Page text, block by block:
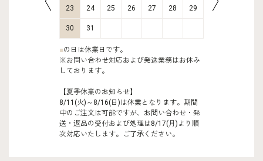
23 24 25 26 27 28 29
30 31
■の日は休業日です。
※お問い合わせ対応および発送業務はお休み
しております。
【夏季休業のお知らせ】
8/11(火)～8/16(日)は休業となります。期間
中のご注文は可能ですが、お問い合わせ・発
送・返品の受付および処理は8/17(月)より順
次対応いたします。ご了承ください。